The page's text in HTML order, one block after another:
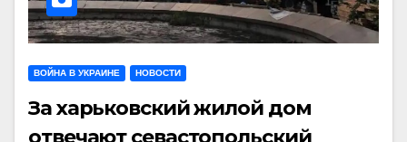
ВОЙНА В УКРАИНЕ НОВОСТИ
За харьковский жилой дом
отвечают севастопольский